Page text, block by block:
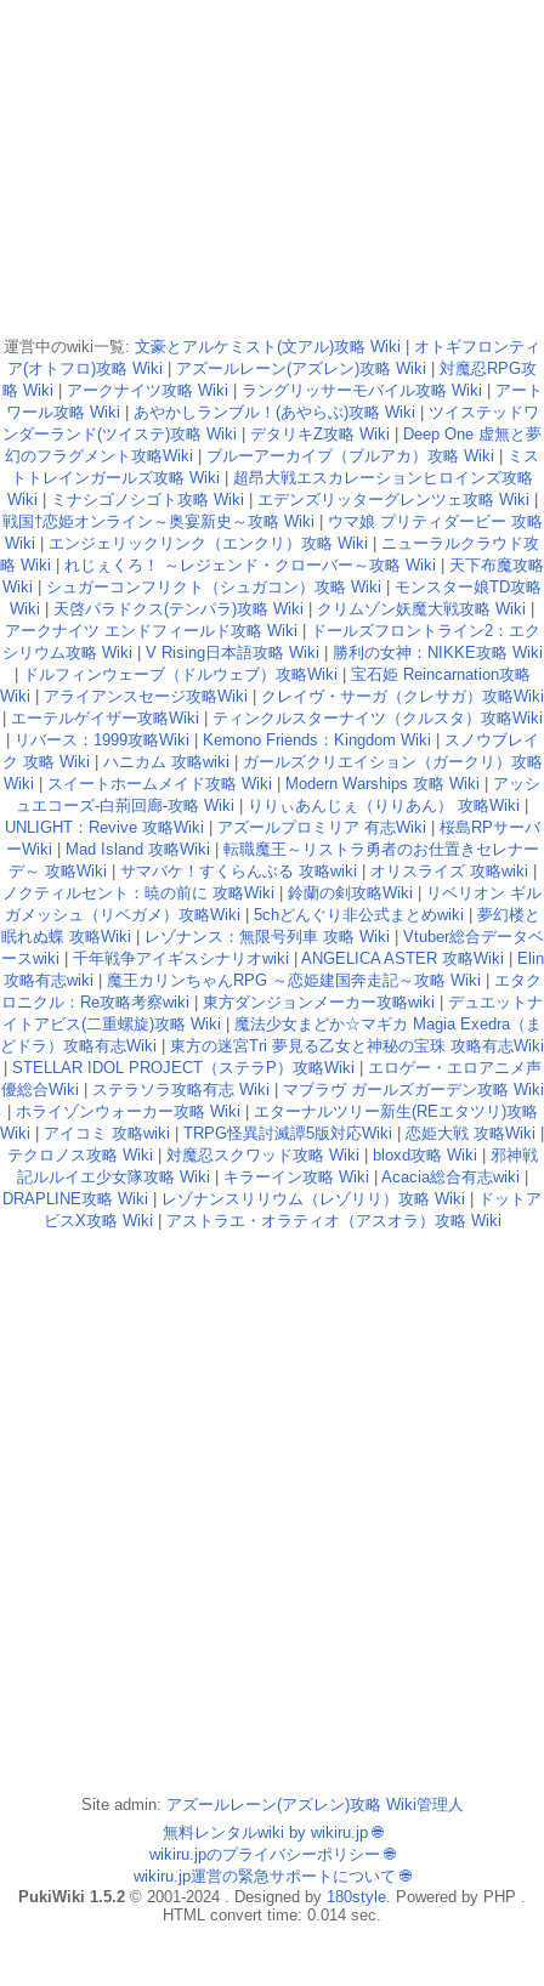
運営中のwiki一覧: 文豪とアルケミスト(文アル)攻略 Wiki
オトギフロンティ
ア(オトフロ)攻略 Wiki
アズールレーン(アズレン)攻略 Wiki
対魔忍RPG攻
略 Wiki
アークナイツ攻略 Wiki ラングリッサーモバイル攻略 Wiki
アート
ワール攻略 Wiki
あやかしランブル！(あやらぶ)攻略 Wiki
ツイステッドワ
ンダーランド(ツイステ)攻略 Wiki
デタリキZ攻略 Wiki
Deep One 虚無と夢
幻のフラグメント攻略Wiki
ブルーアーカイブ（ブルアカ）攻略 Wiki
ミス
トトレインガールズ攻略 Wiki
超昂大戦エスカレーションヒロインズ攻略
Wiki
ミナシゴノシゴト攻略 Wiki エデンズリッターグレンツェ攻略 Wiki
戦国†恋姫オンライン～奥宴新史～攻略 Wiki
ウマ娘 プリティダービー 攻略
Wiki
エンジェリックリンク（エンクリ）攻略 Wiki
ニューラルクラウド攻
略 Wiki
れじぇくろ！ ～レジェンド・クローバー～攻略 Wiki
天下布魔攻略
Wiki
シュガーコンフリクト（シュガコン）攻略 Wiki
モンスター娘TD攻略
Wiki
天啓パラドクス(テンパラ)攻略 Wiki クリムゾン妖魔大戦攻略 Wiki
アークナイツ エンドフィールド攻略 Wiki
ドールズフロントライン2：エク
シリウム攻略 Wiki
V Rising日本語攻略 Wiki
勝利の女神：NIKKE攻略 Wiki
ドルフィンウェーブ（ドルウェブ）攻略Wiki
宝石姫 Reincarnation攻略
Wiki
アライアンスセージ攻略Wiki
クレイヴ・サーガ（クレサガ）攻略Wiki
エーテルゲイザー攻略Wiki
ティンクルスターナイツ（クルスタ）攻略Wiki
リバース：1999攻略Wiki Kemono Friends：Kingdom Wiki
スノウブレイ
ク 攻略 Wiki
ハニカム 攻略wiki
ガールズクリエイション（ガークリ）攻略
Wiki
スイートホームメイド攻略 Wiki Modern Warships 攻略 Wiki
アッシ
ュエコーズ-白荊回廊-攻略 Wiki
りりぃあんじぇ（りりあん） 攻略Wiki
UNLIGHT：Revive 攻略Wiki
アズールプロミリア 有志Wiki
桜島RPサーバ
ーWiki
Mad Island 攻略Wiki
転職魔王～リストラ勇者のお仕置きセレナー
デ～ 攻略Wiki
サマバケ！すくらんぶる 攻略wiki オリスライズ 攻略wiki
ノクティルセント：暁の前に 攻略Wiki
鈴蘭の剣攻略Wiki
リベリオン ギル
ガメッシュ（リベガメ）攻略Wiki
5chどんぐり非公式まとめwiki
夢幻楼と
眠れぬ蝶 攻略Wiki
レゾナンス：無限号列車 攻略 Wiki
Vtuber総合データベ
ースwiki
千年戦争アイギスシナリオwiki ANGELICA ASTER 攻略Wiki
Elin
攻略有志wiki
魔王カリンちゃんRPG ～恋姫建国奔走記～攻略 Wiki
エタク
ロニクル：Re攻略考察wiki
東方ダンジョンメーカー攻略wiki
デュエットナ
イトアビス(二重螺旋)攻略 Wiki
魔法少女まどか☆マギカ Magia Exedra（ま
どドラ）攻略有志Wiki
東方の迷宮Tri 夢見る乙女と神秘の宝珠 攻略有志Wiki
STELLAR IDOL PROJECT（ステラP）攻略Wiki
エロゲー・エロアニメ声
優総合Wiki
ステラソラ攻略有志 Wiki
マブラヴ ガールズガーデン攻略 Wiki
ホライゾンウォーカー攻略 Wiki
エターナルツリー新生(REエタツリ)攻略
Wiki
アイコミ 攻略wiki TRPG怪異討滅譚5版対応Wiki 恋姫大戦 攻略Wiki
テクロノス攻略 Wiki
対魔忍スクワッド攻略 Wiki bloxd攻略 Wiki
邪神戦
記ルルイエ少女隊攻略 Wiki
キラーイン攻略 Wiki Acacia総合有志wiki
DRAPLINE攻略 Wiki
レゾナンスリリウム（レゾリリ）攻略 Wiki
ドットア
ビスX攻略 Wiki
アストラエ・オラティオ（アスオラ）攻略 Wiki
Site admin: アズールレーン(アズレン)攻略 Wiki管理人
無料レンタルwiki by wikiru.jp🌐
wikiru.jpのプライバシーポリシー 🌐
wikiru.jp運営の緊急サポートについて 🌐
PukiWiki 1.5.2 © 2001-2024 . Designed by 180style. Powered by PHP .
HTML convert time: 0.014 sec.